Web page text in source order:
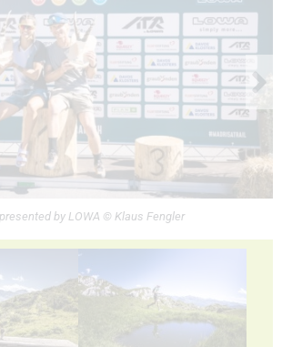
by LOWA © Klaus Fengler